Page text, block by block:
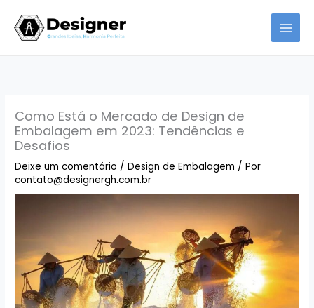
para
Como Está o Mercado de Design de
Embalagem em 2023: Tendências e
Desafios
Deixe um comentário /Design de Embalagem / Por
contato@designergh.com.br